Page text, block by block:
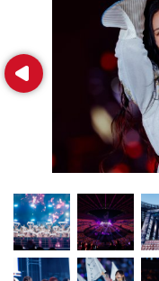
Prev